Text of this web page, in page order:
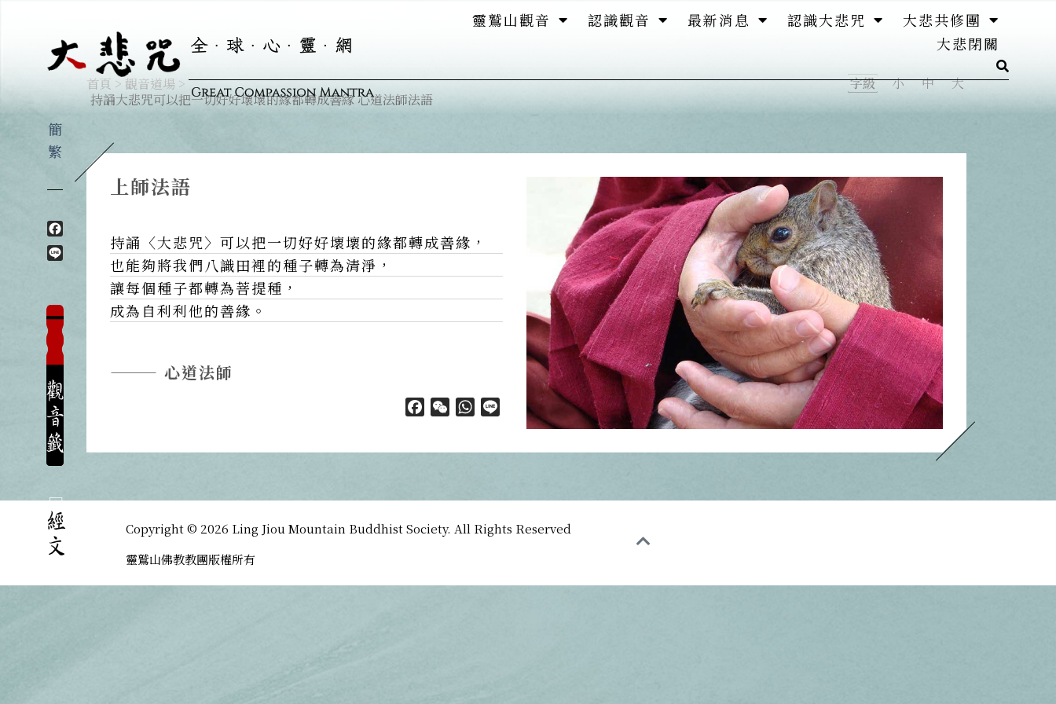
靈鷲山觀音 認識觀音 最新消息 認識大悲咒
大悲共修團
大悲閉關
首頁 > 觀音道場 >
持誦大悲咒可以把一切好好壞壞的緣都轉成善緣 心道法師法語
字級 小 中 大
上師法語
持誦〈大悲咒〉可以把一切好好壞壞的緣都轉成善緣，
也能夠將我們八識田裡的種子轉為清淨，
讓每個種子都轉為菩提種，
成為自利利他的善緣。
——— 心道法師
FacebookWeChatWhatsApp
簡
繁
Facebook
Copyright © 2026 Ling Jiou Mountain Buddhist Society. All Rights Reserved
靈鷲山佛教教團版權所有